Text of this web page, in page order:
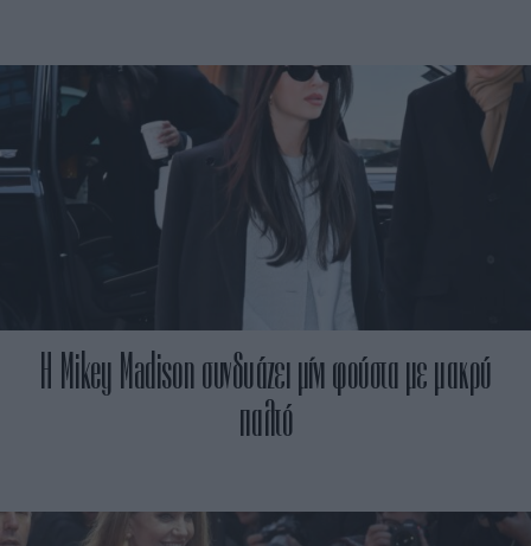
Η Mikey Madison συνδυάζει μίνι φούστα με μακρύ
παλτό